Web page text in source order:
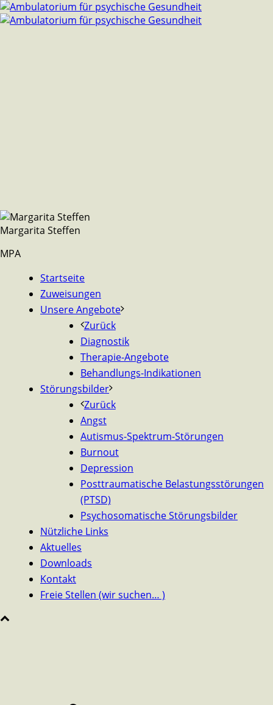
Margarita Steffen
MPA
Startseite
Zuweisungen
Unsere Angebote
Zurück
Diagnostik
Therapie-Angebote
Behandlungs-Indikationen
Störungsbilder
Zurück
Angst
Autismus-Spektrum-Störungen
Burnout
Depression
Posttraumatische Belastungsstörungen
(PTSD)
Psychosomatische Störungsbilder
Nützliche Links
Aktuelles
Downloads
Kontakt
Freie Stellen (wir suchen… )